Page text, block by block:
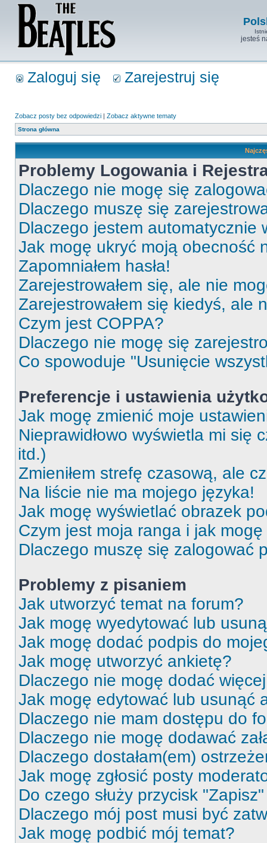
jesteś
Zaloguj się Zarejestruj się
Zobacz posty bez odpowiedzi | Zobacz aktywne tematy
Strona główna
Problemy Logowania i
Dlaczego nie mogę się
Dlaczego muszę się
Dlaczego jestem automatycznie
Jak mogę ukryć moją obecność
Zapomniałem hasła!
Zarejestrowałem się, ale nie
Zarejestrowałem się kiedyś, ale
Czym jest COPPA?
Dlaczego nie mogę się
Co spowoduje "Usunięcie
Preferencje i ustawienia
Jak mogę zmienić moje
Nieprawidłowo wyświetla mi się
itd.)
Zmieniłem strefę czasową, ale
Na liście nie ma mojego języka!
Jak mogę wyświetlać obrazek
Czym jest moja ranga i jak
Dlaczego muszę się zalogować
Problemy z pisaniem
Jak utworzyć temat na forum?
Jak mogę wyedytować lub
Jak mogę dodać podpis do
Jak mogę utworzyć ankietę?
Dlaczego nie mogę dodać
Jak mogę edytować lub usunąć
Dlaczego nie mam dostępu do
Dlaczego nie mogę dodawać
Dlaczego dostałam(em)
Jak mogę zgłosić posty
Do czego służy przycisk
Dlaczego mój post musi być
Jak mogę podbić mój temat?